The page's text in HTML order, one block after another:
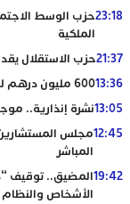
23:18حزب الوسط
الملكية
21:37حزب الاستقلال
13:36600 مليون درهم لبناء الملعب الكبير بمكناس
13:05نشرة إنذارية..
12:45مجلس
المباشر
19:42المضيق.. توقيف
الأشخاص والنظام